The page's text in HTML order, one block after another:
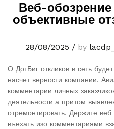
Веб-
объективные
28/08/2025 /by
О ДотБиг откликов в сеть
насчет верности компании.
комментарии личных
деятельности а притом
отремонтировать. Держите
въехать изо комментариями